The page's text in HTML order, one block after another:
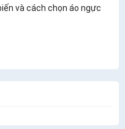
và cách chọn áo ngực